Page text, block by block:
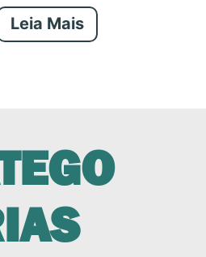
Leia Mais